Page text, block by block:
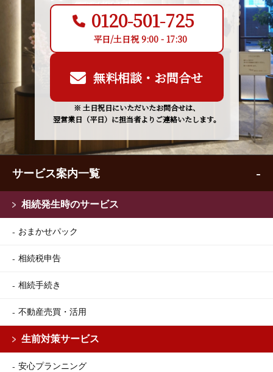
0120-501-725
平日/土日祝 9:00 - 17:30
無料相談・お問合せ
※ 土日祝日にいただいたお問合せは、
翌営業日（平日）に担当者よりご連絡いたします。
サービス案内一覧
相続発生時のサービス
おまかせパック
相続税申告
相続手続き
不動産売買・活用
生前対策サービス
安心プランニング